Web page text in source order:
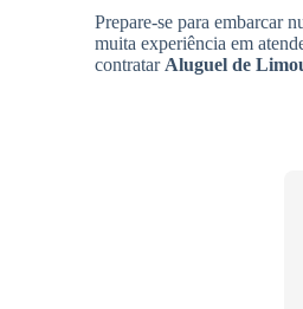
Prepare-se para embarcar
muita experiência em
contratar Aluguel de